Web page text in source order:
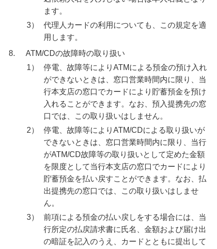
ます。
3）
代理人カードの利用についても、この規定を適
用します。
8.
ATM/CDの故障時の取り扱い
1）
停電、故障等によりATMによる預金の預け入れ
ができないときは、窓口営業時間内に限り、当
行本支店の窓口でカードにより貯蓄預金を預け
入れることができます。なお、預入提携先の窓
口では、この取り扱いはしません。
2）
停電、故障等によりATM/CDによる取り扱いが
できないときは、窓口営業時間内に限り、当行
がATM/CD故障等の取り扱いとして定めた金額
を限度として当行本支店の窓口でカードにより
貯蓄預金を払い戻すことができます。なお、払
出提携先の窓口では、この取り扱いはしませ
ん。
3）
前項による預金の払い戻しをする場合には、当
行所定の払戻請求書に氏名、金額および届け出
の暗証を記入のうえ、カードとともに提出して